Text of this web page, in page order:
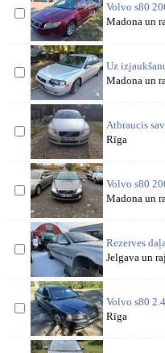
Volvo s80
Madona un
Uz
Madona un
Atbraucis
Rīga
Volvo s80
Madona un
Rezerves
Jelgava un
Volvo s80
Rīga